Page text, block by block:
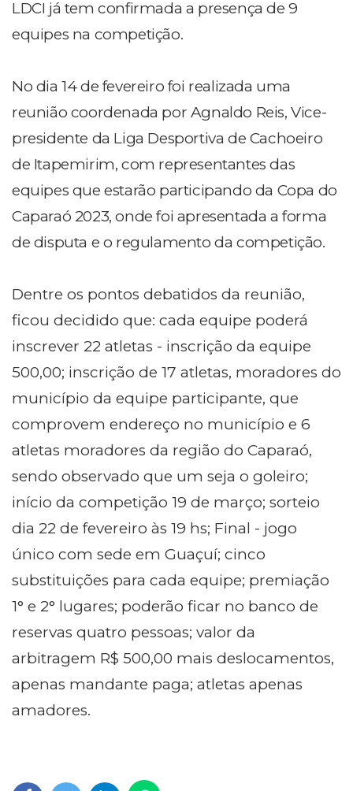
LDCI já tem confirmada a presença de 9
equipes na competição.
No dia 14 de fevereiro foi realizada uma
reunião coordenada por Agnaldo Reis, Vice-
presidente da Liga Desportiva de Cachoeiro
de Itapemirim, com representantes das
equipes que estarão participando da Copa do
Caparaó 2023, onde foi apresentada a forma
de disputa e o regulamento da competição.
Dentre os pontos debatidos da reunião,
ficou decidido que: cada equipe poderá
inscrever 22 atletas - inscrição da equipe
500,00; inscrição de 17 atletas, moradores do
município da equipe participante, que
comprovem endereço no município e 6
atletas moradores da região do Caparaó,
sendo observado que um seja o goleiro;
início da competição 19 de março; sorteio
dia 22 de fevereiro às 19 hs; Final - jogo
único com sede em Guaçuí; cinco
substituições para cada equipe; premiação
1° e 2° lugares; poderão ficar no banco de
reservas quatro pessoas; valor da
arbitragem R$ 500,00 mais deslocamentos,
apenas mandante paga; atletas apenas
amadores.